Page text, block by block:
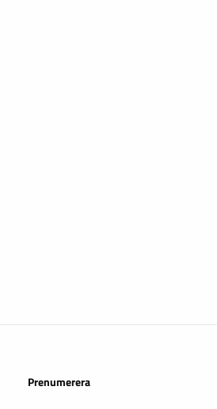
Prenumerera